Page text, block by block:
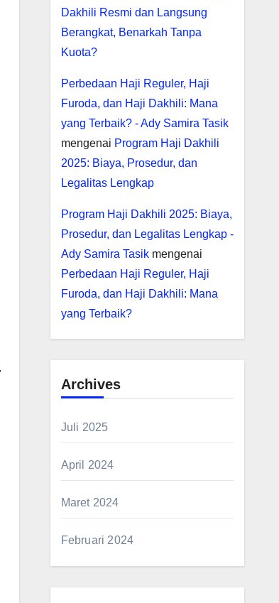
Dakhili Resmi dan Langsung
Berangkat, Benarkah Tanpa
Kuota?
Perbedaan Haji Reguler, Haji
Furoda, dan Haji Dakhili: Mana
yang Terbaik? - Ady Samira Tasik
mengenai Program Haji Dakhili
2025: Biaya, Prosedur, dan
Legalitas Lengkap
Program Haji Dakhili 2025: Biaya,
Prosedur, dan Legalitas Lengkap -
Ady Samira Tasikmengenai
Perbedaan Haji Reguler, Haji
Furoda, dan Haji Dakhili: Mana
yang Terbaik?
Archives
Juli 2025
April 2024
Maret 2024
Februari 2024